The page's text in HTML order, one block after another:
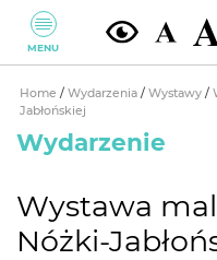
MENU
Home / Wydarzenia / Wystawy /
Jabłońskiej
Wydarzenie
Wystawa
Nóżki-